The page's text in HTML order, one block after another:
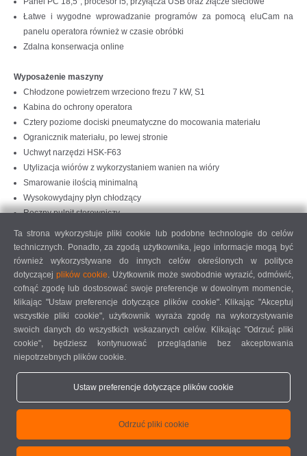
Łatwe i wygodne wprowadzanie programów za pomocą eluCam na
panelu operatora również w czasie obróbki
Zdalna konserwacja online
Wyposażenie maszyny
Chłodzone powietrzem wrzeciono frezu 7 kW, S1
Kabina do ochrony operatora
Cztery poziome dociski pneumatyczne do mocowania materiału
Ogranicznik materiału, po lewej stronie
Uchwyt narzędzi HSK-F63
Utylizacja wiórów z wykorzystaniem wanien na wióry
Smarowanie ilością minimalną
Wysokowydajny płyn chłodzący
Ręczny pulpit sterowniczy
Szablon głębokości
Opcje
Narzędzia
Uchwyty narzędzi
Dodatkowy ogranicznik do obróbki nadmiarowych długości po lewej
stronie
Prawy referencyjny ogranicznik materiału do przykładania elementów
z obróbką nadmiarowych długości i drugi obwód zaciskowy
Urządzenie chłodzące Green-line do szafy sterowniczej z obniżonym
Czytnik kodów kreskowych
Kabina ochronna do wyboru zamknięta wokół, z dodatkową izolacją
Standardowo cztery zaciski. Możliwe jest rozszerzenie do ośmiu
Ta strona wykorzystuje pliki cookie lub podobne technologie do celów
technicznych. Ponadto, za zgodą użytkownika, jego informacje mogą być
również wykorzystywane do innych celów określonych w polityce
dotyczącej plików cookie. Użytkownik może swobodnie wyrazić, odmówić,
cofnąć zgodę lub dostosować swoje preferencje w dowolnym momencie,
klikając "Ustaw preferencje dotyczące plików cookie". Klikając "Akceptuj
wszystkie pliki cookie", użytkownik wyraża zgodę na wykorzystywanie
swoich danych do wszystkich wskazanych celów. Klikając "Odrzuć pliki
cookie", będziesz kontynuować przeglądanie bez akceptowania
niepotrzebnych plików cookie.
Ustaw preferencje dotyczące plików cookie
Odrzuć pliki cookie